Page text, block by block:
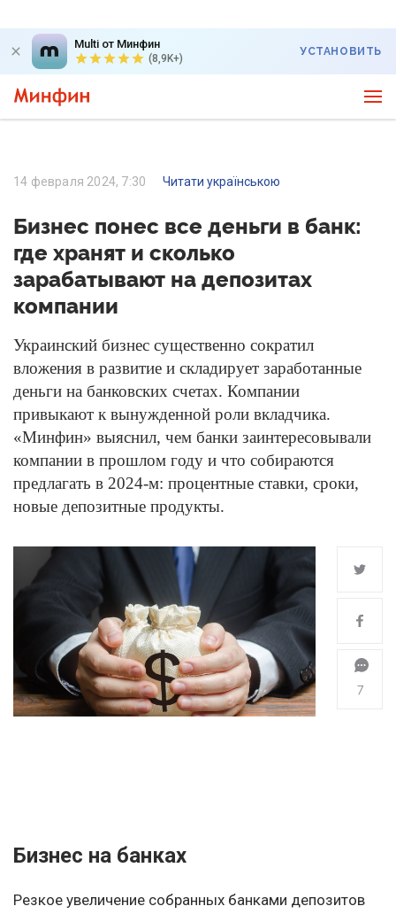
Multi от Минфин
(8,9K+)
УСТАНОВИТЬ
14 февраля 2024, 7:30 Читати українською
Бизнес понес все деньги в банк:
где хранят и сколько
зарабатывают на депозитах
компании
Украинский бизнес существенно сократил
вложения в развитие и складирует заработанные
деньги на банковских счетах. Компании
привыкают к вынужденной роли вкладчика.
«Минфин» выяснил, чем банки заинтересовывали
компании в прошлом году и что собираются
предлагать в 2024-м: процентные ставки, сроки,
новые депозитные продукты.
7
Бизнес на банках
Резкое увеличение собранных банками депозитов